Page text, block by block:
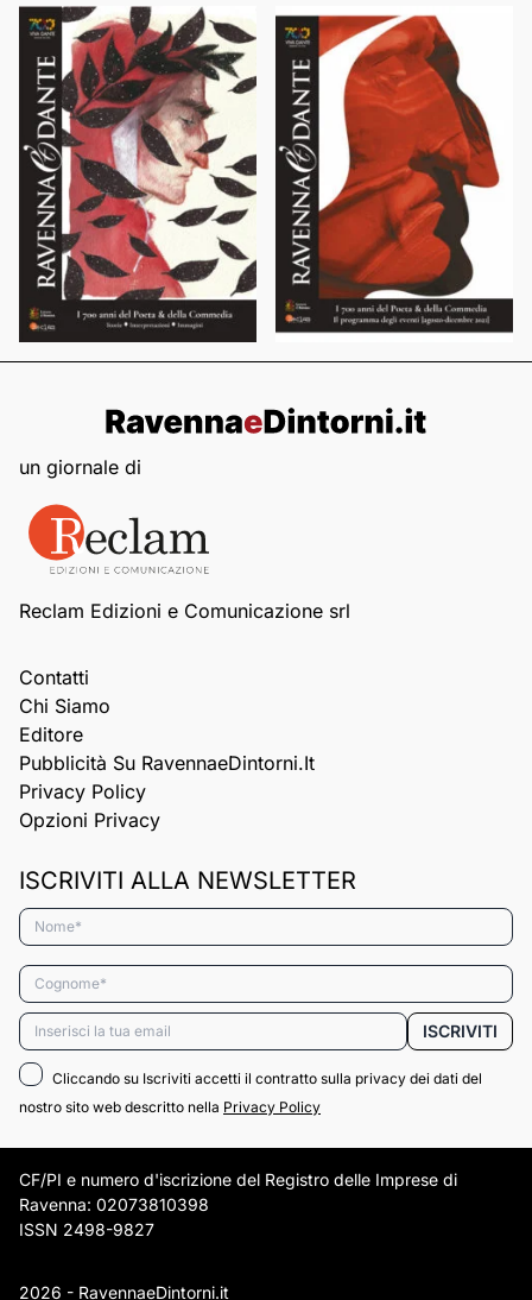
un giornale di
Reclam Edizioni e Comunicazione srl
Contatti
Chi Siamo
Editore
Pubblicità Su RavennaeDintorni.it
Privacy Policy
Opzioni Privacy
ISCRIVITI ALLA NEWSLETTER
Nome*
Cognome*
Email* ISCRIVITI
Cliccando su Iscriviti accetti il contratto sulla privacy dei dati del
nostro sito web descritto nella Privacy Policy
CF/PI e numero d'iscrizione del Registro delle Imprese di
Ravenna: 02073810398
ISSN 2498-9827
2026 - RavennaeDintorni.it